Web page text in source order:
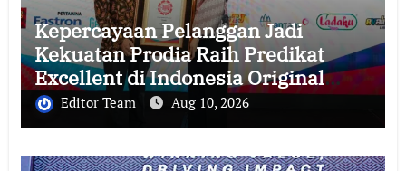
Kepercayaan Pelanggan Jadi
Kekuatan Prodia Raih Predikat
Excellent di Indonesia Original
Brand 2026
Editor Team Aug 10, 2026